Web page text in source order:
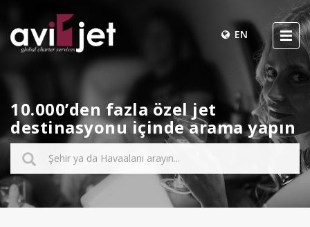
EN
10.000’den fazla özel jet
destinasyonu içinde arama yapın